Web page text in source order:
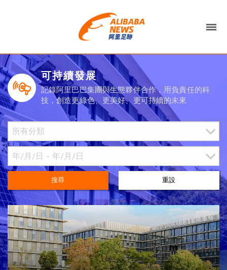
可持續發展
記錄阿里巴巴集團與生態夥伴合作，用負責任的科
技，創造更綠色、更美好、更可持續的未來
搜尋 重設